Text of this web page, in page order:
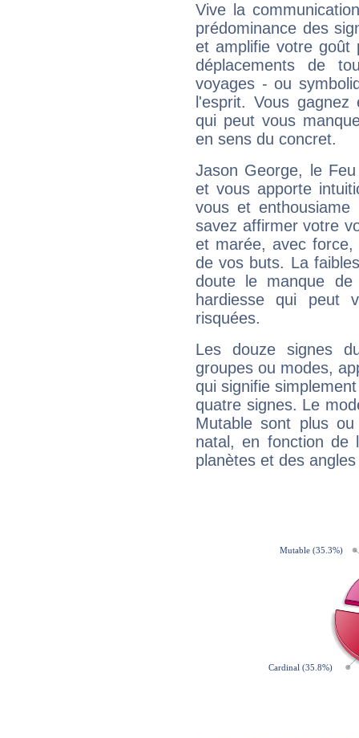
Vive la
prédominance des
et amplifie votre goût
déplacements de
voyages - ou
l'esprit. Vous
qui peut vous
en sens du concret.
Jason George, le
et vous apporte
vous et
savez affirmer votre
et marée, avec
de vos buts. La
doute le manque
hardiesse qui peut
risquées.
Les douze signes
groupes ou modes,
qui signifie
quatre signes. Le
Mutable sont plus
natal, en fonction de
planètes et des